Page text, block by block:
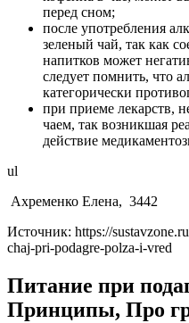
перед сном;
после употребления
зеленый чай, так как
напитков может
следует помнить, что
категорически
при приеме лекарств,
чаем, так возникшая
действие
ul
Ахременко Елена, 3442
Источник: https://
chaj-pri-podagre-polza-i-vred
Питание при
Принципы, Про